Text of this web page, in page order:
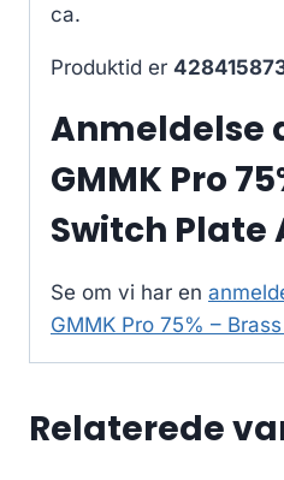
ca.
Produktid er
Anmeldelse
GMMK Pro
Switch Plate
Se om vi har en
GMMK Pro 75% –
Relaterede